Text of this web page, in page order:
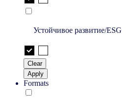
Устойчивое развитие/ESG
Clear
Apply
Formats